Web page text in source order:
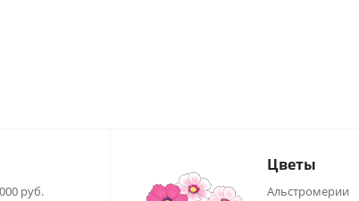
руб.
Цветы
Альстромерии